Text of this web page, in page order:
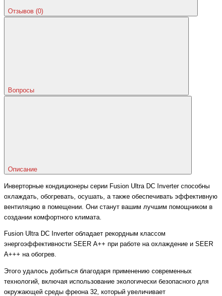
Отзывов (0)
Вопросы
Описание
Инверторные кондиционеры серии Fusion Ultra DC Inverter способны
охлаждать, обогревать, осушать, а также обеспечивать эффективную
вентиляцию в помещении. Они станут вашим лучшим помощником в
создании комфортного климата.
Fusion Ultra DC Inverter обладает рекордным классом
энергоэффективности SEER А++ при работе на охлаждение и SEER
А+++ на обогрев.
Этого удалось добиться благодаря применению современных
технологий, включая использование экологически безопасного для
окружающей среды фреона 32, который увеличивает